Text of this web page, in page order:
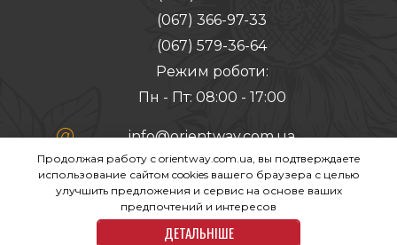
(067) 366-97-33
(067) 579-36-64
Режим роботи:
Пн - Пт: 08:00 - 17:00
 info@orientway.com.ua
Створення сайту:
Продолжая работу с orientway.com.ua, вы подтверждаете
использование сайтом cookies вашего браузера с целью
улучшить предложения и сервис на основе ваших
предпочтений и интересов
ДЕТАЛЬНІШЕ